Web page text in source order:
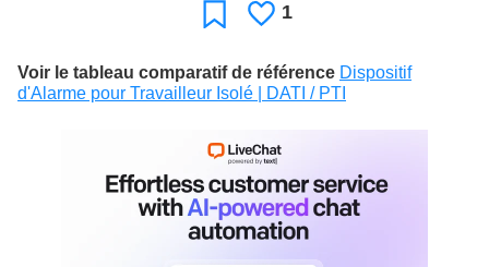
Favori J'aime
1
Voir le tableau comparatif de référence Dispositif
d'Alarme pour Travailleur Isolé | DATI / PTI